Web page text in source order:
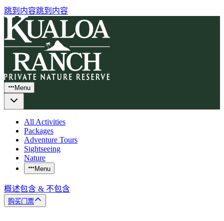
跳到内容跳到内容
Menu
All Activities
Packages
Adventure Tours
Sightseeing
Nature
Menu
概述包含 & 不包含
购买门票